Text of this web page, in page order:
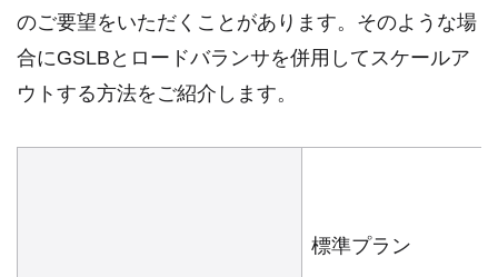
のご要望をいただくことがあります。そのような場
合にGSLBとロードバランサを併用してスケールア
ウトする方法をご紹介します。
標準プラン